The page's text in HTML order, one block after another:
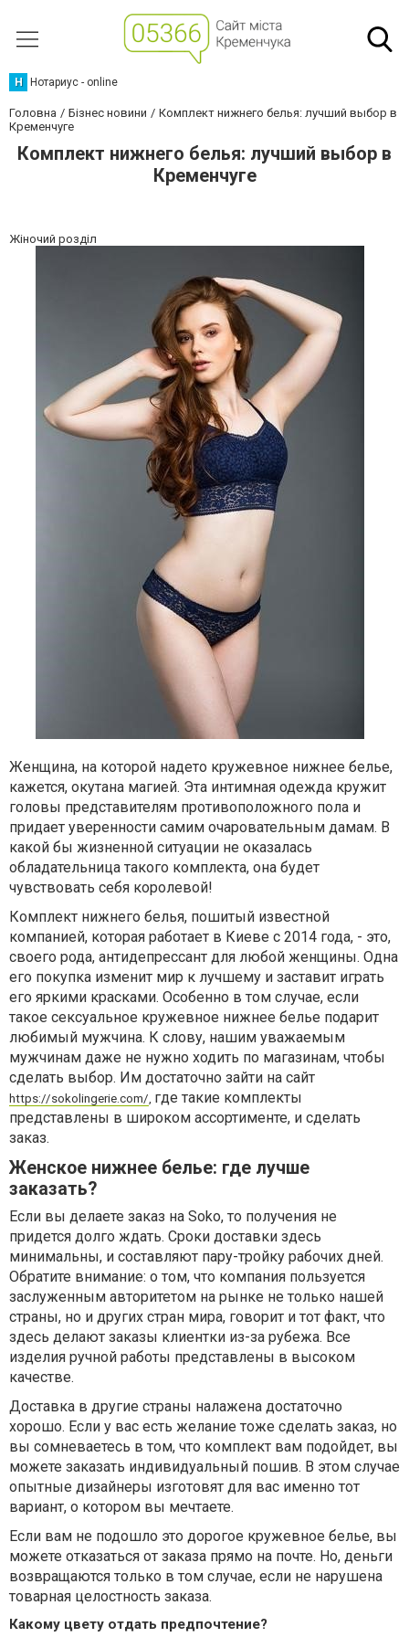
Н Нотариус - online
Головна Бізнес новини
Комплект нижнего белья: лучший выбор в
Кременчуге
Комплект нижнего белья: лучший выбор в
Кременчуге
Жіночий розділ
Женщина, на которой надето кружевное нижнее белье,
кажется, окутана магией. Эта интимная одежда кружит
головы представителям противоположного пола и
придает уверенности самим очаровательным дамам. В
какой бы жизненной ситуации не оказалась
обладательница такого комплекта, она будет
чувствовать себя королевой!
Комплект нижнего белья, пошитый известной
компанией, которая работает в Киеве с 2014 года, - это,
своего рода, антидепрессант для любой женщины. Одна
его покупка изменит мир к лучшему и заставит играть
его яркими красками. Особенно в том случае, если
такое сексуальное кружевное нижнее белье подарит
любимый мужчина. К слову, нашим уважаемым
мужчинам даже не нужно ходить по магазинам, чтобы
сделать выбор. Им достаточно зайти на сайт
https://sokolingerie.com/, где такие комплекты
представлены в широком ассортименте, и сделать
заказ.
Женское нижнее белье: где лучше
заказать?
Если вы делаете заказ на Soko, то получения не
придется долго ждать. Сроки доставки здесь
минимальны, и составляют пару-тройку рабочих дней.
Обратите внимание: о том, что компания пользуется
заслуженным авторитетом на рынке не только нашей
страны, но и других стран мира, говорит и тот факт, что
здесь делают заказы клиентки из-за рубежа. Все
изделия ручной работы представлены в высоком
качестве.
Доставка в другие страны налажена достаточно
хорошо. Если у вас есть желание тоже сделать заказ, но
вы сомневаетесь в том, что комплект вам подойдет, вы
можете заказать индивидуальный пошив. В этом случае
опытные дизайнеры изготовят для вас именно тот
вариант, о котором вы мечтаете.
Если вам не подошло это дорогое кружевное белье, вы
можете отказаться от заказа прямо на почте. Но, деньги
возвращаются только в том случае, если не нарушена
товарная целостность заказа.
Какому цвету отдать предпочтение?